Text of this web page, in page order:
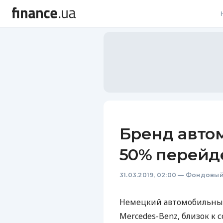
Бренд
50%
31.03.2019, 02:00 —
Немецкий
Mercedes-Benz, близок к